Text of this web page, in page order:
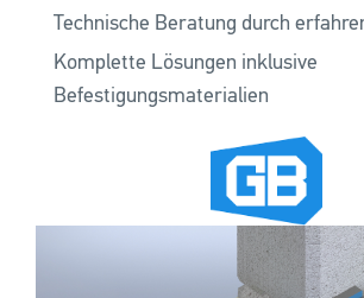
Technische Beratung durch
Komplette Lösungen inklusive
Befestigungsmaterialien